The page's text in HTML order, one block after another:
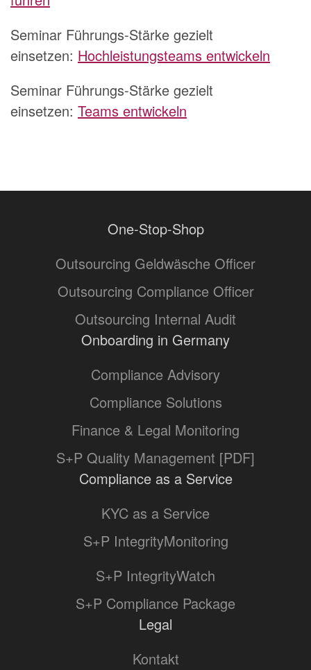
Seminar Führungs-Stärke gezielt
einsetzen: Hochleistungsteams entwickeln
Seminar Führungs-Stärke gezielt
einsetzen: Teams entwickeln
One-Stop-Shop
Outsourcing Geldwäsche Officer
Outsourcing Compliance Officer
Outsourcing Internal Audit
Onboarding in Germany
Compliance Advisory
Compliance Solutions
Finance & Legal Monitoring
S+P Quality Management [PDF]
Compliance as a Service
KYC as a Service
S+P IntegrityMonitoring
S+P IntegrityWatch
S+P Compliance Package
Legal
Kontakt